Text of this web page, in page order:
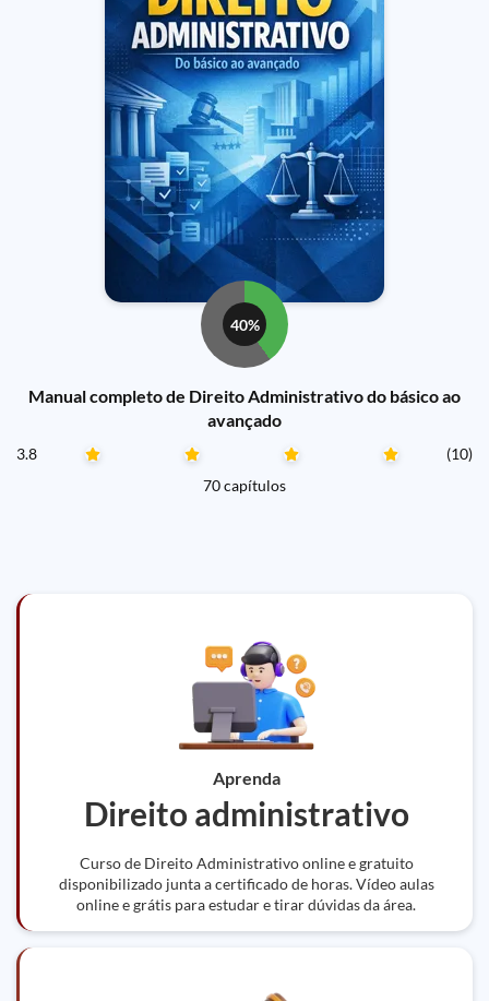
40%
Manual completo de Direito Administrativo do básico ao
avançado
3.8
(10)
70 capítulos
Aprenda
Direito administrativo
Curso de Direito Administrativo online e gratuito
disponibilizado junta a certificado de horas. Vídeo aulas
online e grátis para estudar e tirar dúvidas da área.